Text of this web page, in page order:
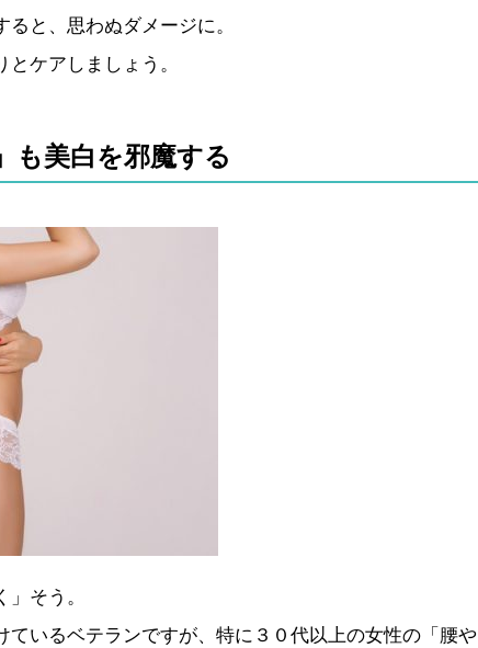
と、思わぬダメージに。
ケアしましょう。
も美白を邪魔する
そう。
いるベテランですが、特に３０代以上の女性の「腰や